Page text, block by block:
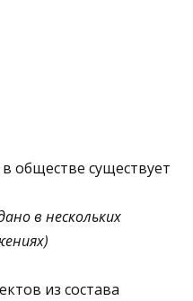
обществе существует
в нескольких
из состава